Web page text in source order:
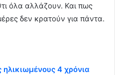
όλα αλλάζουν. Και πως
δεν κρατούν για πάντα.
4 χρόνια